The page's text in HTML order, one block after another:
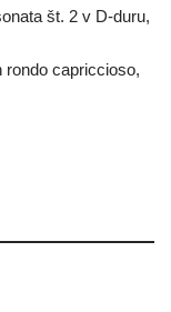
št. 2 v D-duru,
rondo capriccioso,